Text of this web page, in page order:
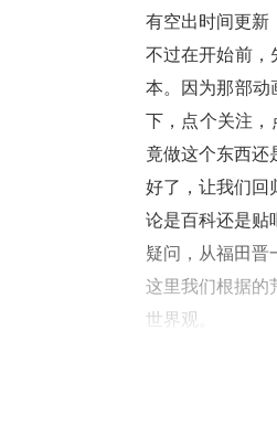
有空出时间更新
不过在开始前，
本。因为那部动
下，点个关注，
竟做这个东西还
好了，让我们回
论是百科还是贴
疑问，从福田晋
这里我们根据的
世界观。